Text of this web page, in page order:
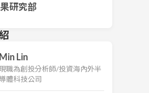
研究部
Min Lin
現職為創投分析師/投資海內外半
體科技公司